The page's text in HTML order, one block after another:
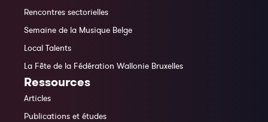
Rencontres sectorielles
Semaine de la Musique Belge
Local Talents
La Fête de la Fédération Wallonie Bruxelles
Ressources
Articles
Publications et études